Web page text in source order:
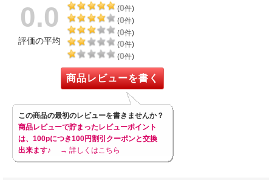
0.0
評価の平均
(0件)
(0件)
(0件)
(0件)
(0件)
商品レビューを書く
この商品の最初のレビューを書きませんか？
商品レビューで貯まったレビューポイント
は、100pにつき100円割引クーポンと交換
出来ます♪
→ 詳しくはこちら